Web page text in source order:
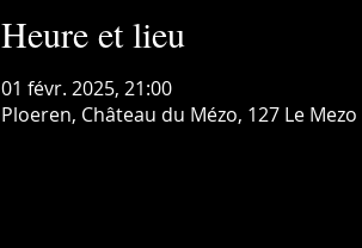
Heure et lieu
01 févr. 2025, 21:00
Ploeren, Château du Mézo, 127 Le